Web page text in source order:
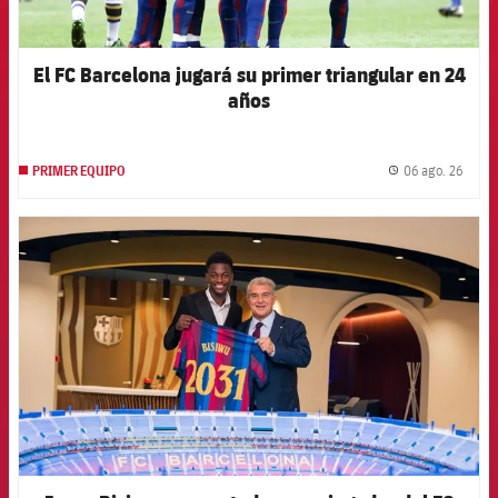
El FC Barcelona jugará su primer triangular en 24
años
PRIMER EQUIPO 06 ago. 26